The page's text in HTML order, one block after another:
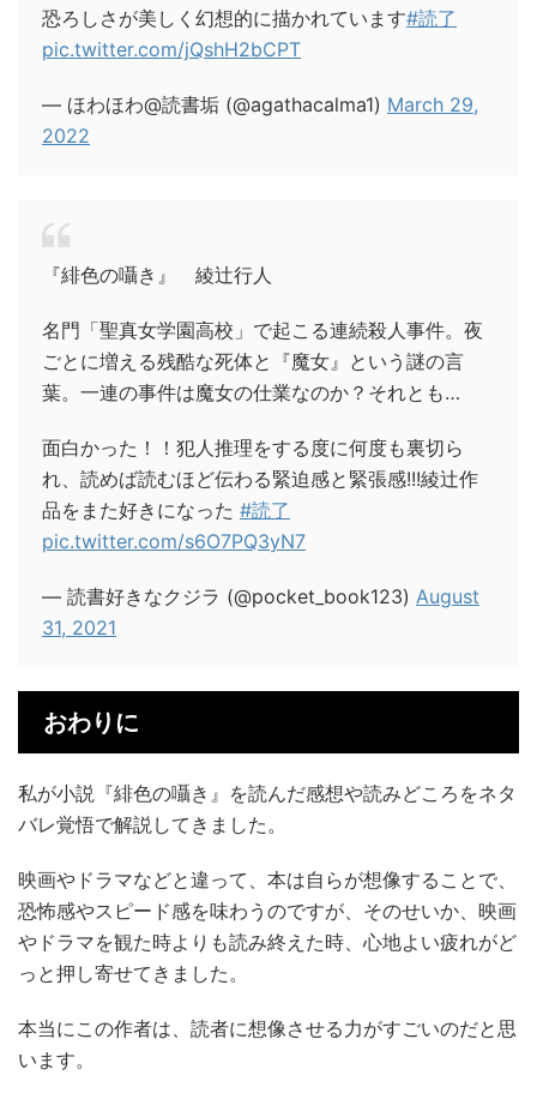
恐ろしさが美しく幻想的に描かれています#読了
pic.twitter.com/jQshH2bCPT
— ほわほわ@読書垢 (@agathacalma1) March 29,
2022
『緋色の囁き』 綾辻行人
名門「聖真女学園高校」で起こる連続殺人事件。夜
ごとに増える残酷な死体と『魔女』という謎の言
葉。一連の事件は魔女の仕業なのか？それとも…
面白かった！！犯人推理をする度に何度も裏切ら
れ、読めば読むほど伝わる緊迫感と緊張感!!!綾辻作
品をまた好きになった #読了
pic.twitter.com/s6O7PQ3yN7
— 読書好きなクジラ (@pocket_book123) August
31, 2021
おわりに
私が小説『緋色の囁き』を読んだ感想や読みどころをネタ
バレ覚悟で解説してきました。
映画やドラマなどと違って、本は自らが想像することで、
恐怖感やスピード感を味わうのですが、そのせいか、映画
やドラマを観た時よりも読み終えた時、心地よい疲れがど
っと押し寄せてきました。
本当にこの作者は、読者に想像させる力がすごいのだと思
います。